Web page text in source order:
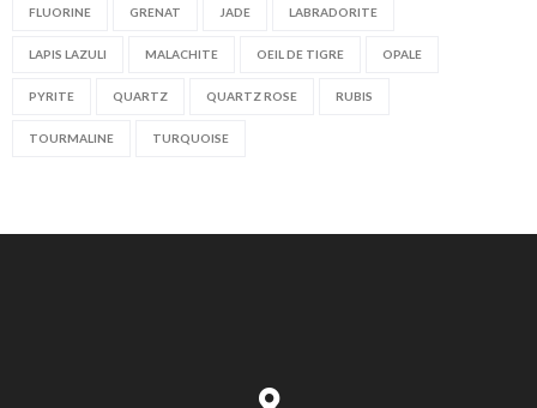
FLUORINE GRENAT JADE LABRADORITE
LAPIS LAZULI MALACHITE OEIL DE TIGRE OPALE
PYRITE QUARTZ QUARTZ ROSE RUBIS
TOURMALINE TURQUOISE